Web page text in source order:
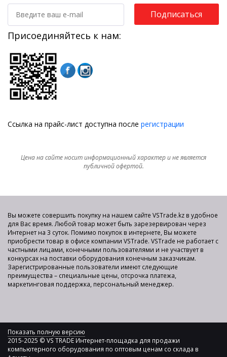
Подписаться
Присоединяйтесь к нам:
Ссылка на прайс-лист доступна после регистрации
Цена на сайте носит информационный характер и не является
публичной офертой.
Вы можете совершить покупку на нашем сайте VSTrade.kz в удобное
для Вас время. Любой товар может быть зарезервирован через
Интернет на 3 суток. Помимо покупок в интернете, Вы можете
приобрести товар в офисе компании VSTrade. VSTrade не работает с
частными лицами, конечными пользователями и не участвует в
конкурсах на поставки оборудования конечным заказчикам.
Зарегистрированные пользователи имеют следующие
преимущества – специальные цены, отсрочка платежа,
маркетинговая поддержка, персональный менеджер.
Показать полную версию
2015-2025 © VS TRADE Интернет-площадка для продажи
компьютерного оборудования по оптовым ценам со склада в